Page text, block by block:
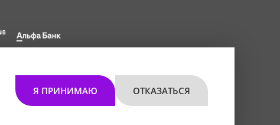
8200 1027 0000"
30.11.2021 г.
Я ПРИНИМАЮ ОТКАЗАТЬСЯ